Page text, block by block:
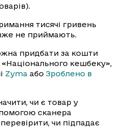
тисячі гривень
не приймають.
придбати за кошти
кешбеку»,
Zyma або Зроблено в
чи є товар у
сканера
чи підпадає